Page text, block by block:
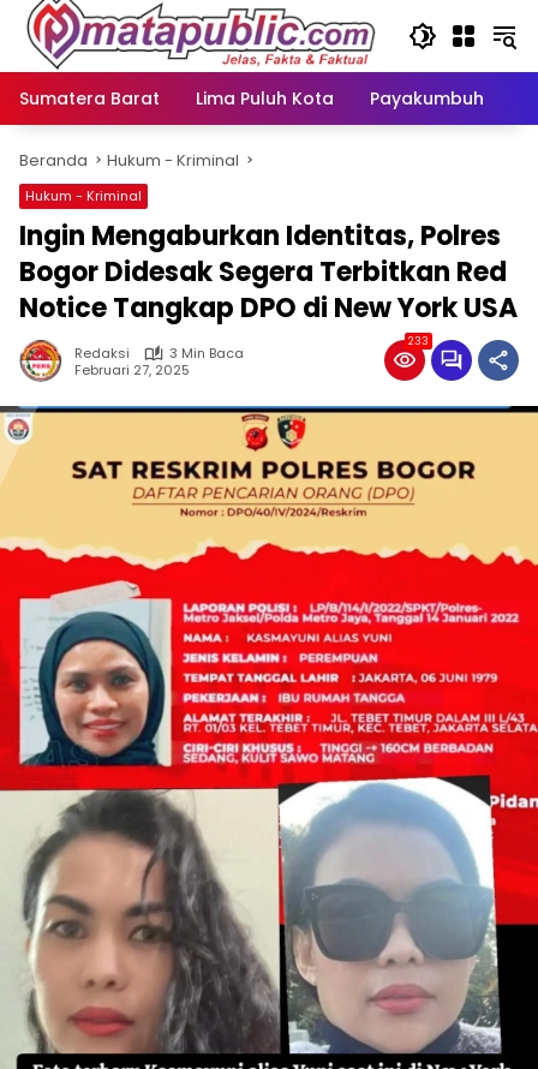
Langsung
konten
Sumatera Barat
Lima Puluh Kota Payakumbuh
Beranda Hukum - Kriminal
Hukum - Kriminal
Ingin Mengaburkan Identitas, Polres
Bogor Didesak Segera Terbitkan Red
Notice Tangkap DPO di New York USA
Redaksi
3 Min Baca
Februari 27, 2025
233